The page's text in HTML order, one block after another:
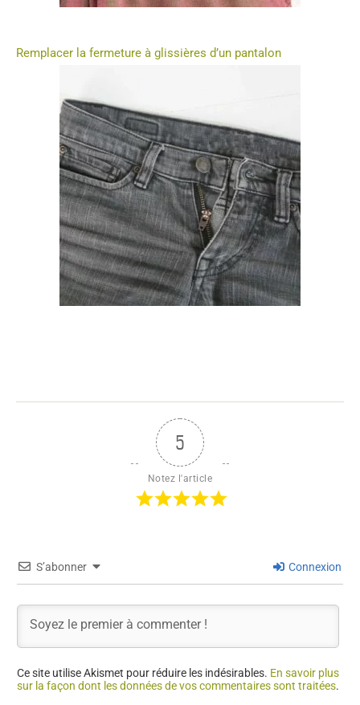
Remplacer la fermeture à glissières d’un pantalon
5
Notez l'article
S’abonner Connexion
Ce site utilise Akismet pour réduire les indésirables. En savoir plus
sur la façon dont les données de vos commentaires sont traitées.